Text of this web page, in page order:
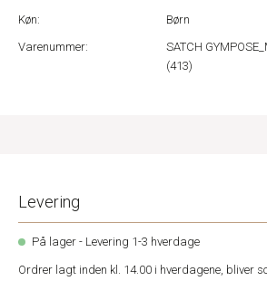
Køn:
Børn
Varenummer:
SATCH
(413)
Levering
På lager - Levering 1-3 hverdage
Ordrer lagt inden kl. 14.00 i hverdagene, bliver